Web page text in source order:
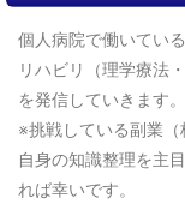
個人病院で働いてい
リハビリ（理学療法
を発信していきます。
※挑戦している副業（
自身の知識整理を主
れば幸いです。